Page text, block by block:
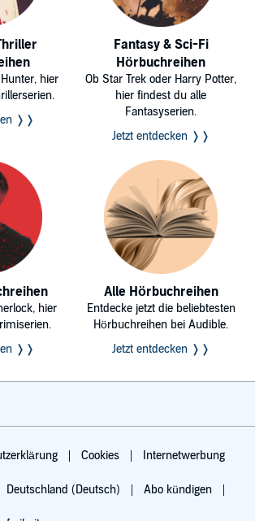
hier
❭❭
Fantasy & Sci-Fi
Hörbuchreihen
Ob Star Trek oder Harry Potter,
hier findest du alle
Fantasyserien.
Jetzt entdecken ❭❭
hier
❭❭
Alle Hörbuchreihen
Entdecke jetzt die beliebtesten
Hörbuchreihen bei Audible.
Jetzt entdecken ❭❭
Cookies Internetwerbung
Deutschland (Deutsch) Abo kündigen